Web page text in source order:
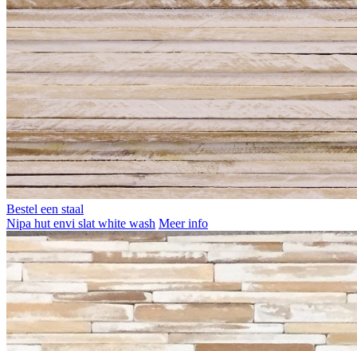
Bestel een staal
Nipa hut envi slat white wash Meer info